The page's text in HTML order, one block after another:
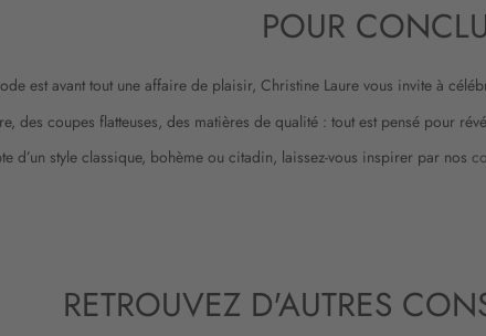
POUR
est avant tout une affaire de plaisir, Christine Laure vous invite à
des coupes flatteuses, des matières de qualité : tout est pensé pour
d’un style classique, bohème ou citadin, laissez-vous inspirer par nos
RETROUVEZ D'AUTRES
t
r
t